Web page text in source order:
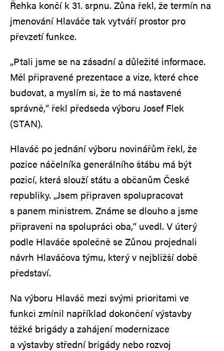
Řehka končí k 31. srpnu. Zůna řekl, že termín na
jmenování Hlaváče tak vytváří prostor pro
převzetí funkce.
„Ptali jsme se na zásadní a důležité informace.
Měl připravené prezentace a vize, které chce
budovat, a myslím si, že to má nastavené
správně,“ řekl předseda výboru Josef Flek
(STAN).
Hlaváč po jednání výboru novinářům řekl, že
pozice náčelníka generálního štábu má být
pozicí, která slouží státu a občanům České
republiky. „Jsem připraven spolupracovat
s panem ministrem. Známe se dlouho a jsme
připraveni na spolupráci oba,“ uvedl. V úterý
podle Hlaváče společně se Zůnou projednali
návrh Hlaváčova týmu, který v nejbližší době
představí.
Na výboru Hlaváč mezi svými prioritami ve
funkci zmínil například dokončení výstavby
těžké brigády a zahájení modernizace
a výstavby střední brigády nebo rozvoj